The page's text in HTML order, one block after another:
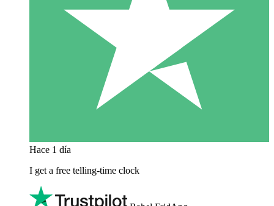
Hace 1 día
I get a free telling-time clock